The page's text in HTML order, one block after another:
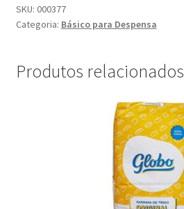
1KG
quantidade
SKU: 000377
Categoria: Básico para Despensa
Produtos relacionados